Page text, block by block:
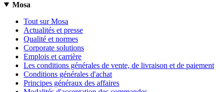
Mosa
Tout sur Mosa
Actualités et presse
Qualité et normes
Corporate solutions
Emplois et carrière
Les conditions générales de vente, de livraison et de paiement
Conditions générales d'achat
Principes généraux des affaires